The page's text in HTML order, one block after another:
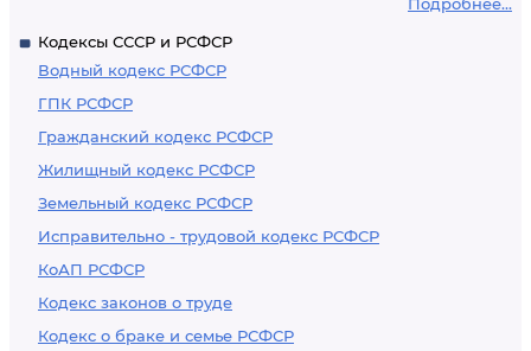
Кодексы СССР и РСФСР
Водный кодекс РСФСР
ГПК РСФСР
Гражданский кодекс РСФСР
Жилищный кодекс РСФСР
Земельный кодекс РСФСР
Исправительно - трудовой кодекс РСФСР
КоАП РСФСР
Кодекс законов о труде
Кодекс о браке и семье РСФСР